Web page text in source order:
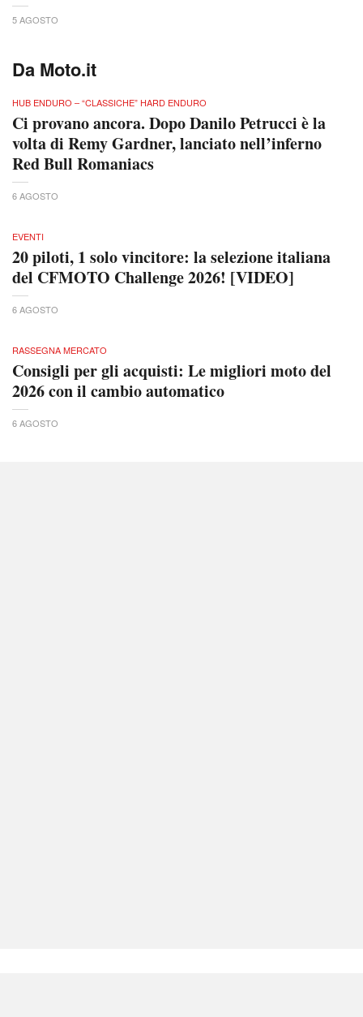
5 AGOSTO
Da Moto.it
HUB ENDURO – “CLASSICHE” HARD ENDURO
Ci provano ancora. Dopo Danilo Petrucci è la
volta di Remy Gardner, lanciato nell’inferno
Red Bull Romaniacs
6 AGOSTO
EVENTI
20 piloti, 1 solo vincitore: la selezione italiana
del CFMOTO Challenge 2026! [VIDEO]
6 AGOSTO
RASSEGNA MERCATO
Consigli per gli acquisti: Le migliori moto del
2026 con il cambio automatico
6 AGOSTO